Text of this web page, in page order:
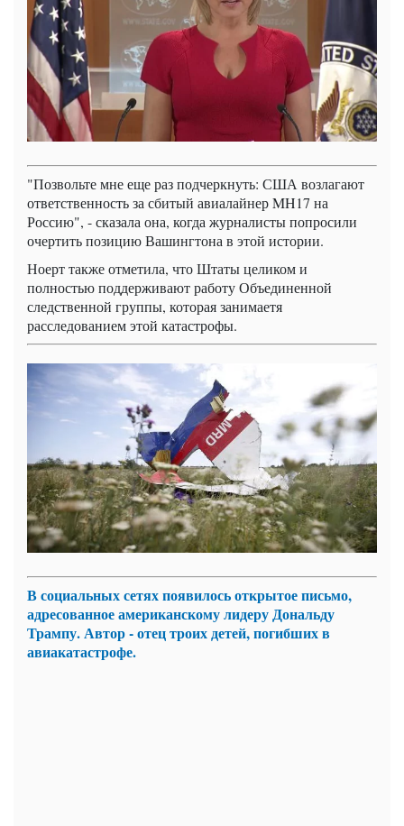
"Позвольте мне еще раз подчеркнуть: США возлагают
ответственность за сбитый авиалайнер MH17 на
Россию", - сказала она, когда журналисты попросили
очертить позицию Вашингтона в этой истории.
Ноерт также отметила, что Штаты целиком и
полностью поддерживают работу Объединенной
следственной группы, которая занимаетя
расследованием этой катастрофы.
В социальных сетях появилось открытое письмо,
адресованное американскому лидеру Дональду
Трампу. Автор - отец троих детей, погибших в
авиакатастрофе.